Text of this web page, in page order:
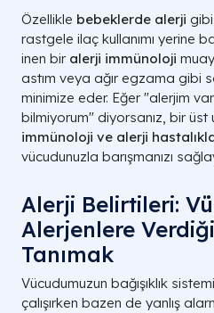
Özellikle bebeklerde alerji
rastgele ilaç kullanımı yerine
inen bir alerji immünoloji
astım veya ağır egzama gibi
minimize eder. Eğer "alerjim
bilmiyorum" diyorsanız, bir üst
immünoloji ve alerji
vücudunuzla barışmanızı
Alerji Belirtileri:
Alerjenlere
Tanımak
Vücudumuzun bağışıklık
çalışırken bazen de yanlış